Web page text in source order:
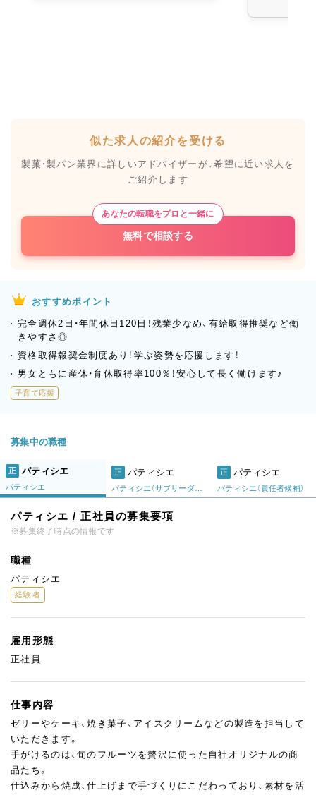
似た求人の紹介を受ける
製菓・製パン業界に詳しいアドバイザーが、希望に近い求人を
ご紹介します
あなたの転職をプロと一緒に
無料で相談する
おすすめポイント
完全週休2日・年間休日120日！残業少なめ、有給取得推奨など働
きやすさ◎
資格取得報奨金制度あり！学ぶ姿勢を応援します！
男女ともに産休・育休取得率100％！安心して長く働けます♪
子育て応援
募集中の職種
正 パティシエ
パティシエ
正 パティシエ
パティシエ（サブリーダー候補）
正 パティシエ
パティシエ（責任者候補）
パティシエ / 正社員の募集要項
※募集終了時点の情報です
職種
パティシエ
経験者
雇用形態
正社員
仕事内容
ゼリーやケーキ、焼き菓子、アイスクリームなどの製造を担当して
いただきます。
手がけるのは、旬のフルーツを贅沢に使った自社オリジナルの商
品たち。
仕込みから焼成、仕上げまで手づくりにこだわっており、素材を活